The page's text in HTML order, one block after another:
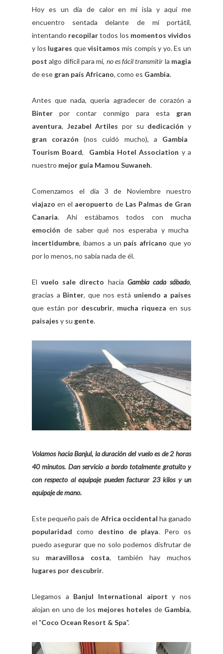
Hoy es un día de calor en mi isla y aquí me
encuentro sentada delante de mi portátil,
intentando recopilartodos los momentos vividos
y los lugares quevisitamos mis compis y yo. Es un
post algo difícil para mí, no es fácil transmitir la magia
de ese gran país Africano, como es Gambia.
Antes que nada, quería agradecer de corazón a
Binter por contar conmigo para esta gran
aventura, Jezabel Artiles por su dedicación y
gran corazón (nos cuidó mucho), a Gambia
Tourism Board, Gambia Hotel Association y a
nuestro mejor guía Mamou Suwaneh.
Comenzamos el día 3 de Noviembre nuestro
viajazo en el aeropuerto deLas Palmas de Gran
Canaria. Ahí estábamos todos con mucha
emoción de saber qué nos esperaba y mucha
incertidumbre, íbamos a un país africano que yo
por lo menos, no sabía nada de él.
Elvuelo sale directo hacia Gambia cada sábado,
gracias a Binter, que nos está uniendo a países
que están por descubrir, mucha riqueza en sus
paisajes y su gente.
Volamos hacia Banjul, la duración del vuelo es de 2 horas
40 minutos. Dan servicio a bordo totalmente gratuito y
con respecto al equipaje pueden facturar 23 kilos y un
equipaje de mano.
Este pequeño país de Africa occidental ha ganado
popularidad como destino de playa. Pero os
puedo asegurar que no solo podemos disfrutar de
su maravillosa costa, también hay muchos
lugares por descubrir.
Llegamos a Banjul International aiporty nos
alojan en uno de los mejores hoteles de Gambia,
el "Coco Ocean Resort & Spa".